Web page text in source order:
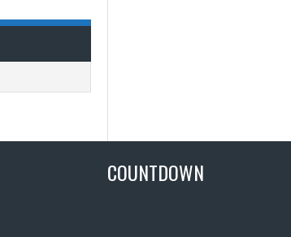
COUNTDOWN